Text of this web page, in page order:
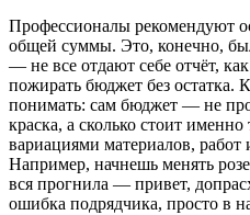
Профессионалы рекомендуют
общей суммы. Это, конечно,
— не все отдают себе отчёт,
пожирать бюджет без остатка.
понимать: сам бюджет — не
краска, а сколько стоит
вариациями материалов,
Например, начнешь менять
вся прогнила — привет,
ошибка подрядчика, просто в